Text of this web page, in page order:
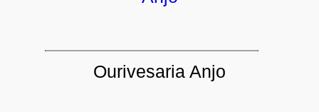
Ourivesaria Anjo